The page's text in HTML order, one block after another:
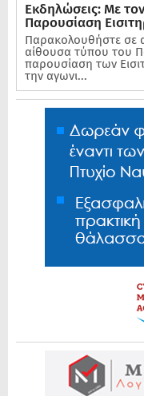
Εκδηλώσεις: Με
Παρουσίαση
Παρακολουθήστε σε
αίθουσα τύπου του
παρουσίαση των
την αγωνι...